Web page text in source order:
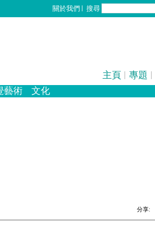
關於我們 搜尋
主頁 專題
藝術
文化
分享: